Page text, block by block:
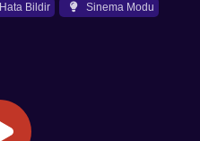
Hata Bildir Sinema Modu